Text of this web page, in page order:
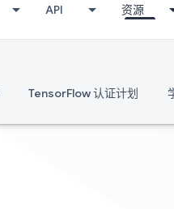
API 资源
TensorFlow 认证计划